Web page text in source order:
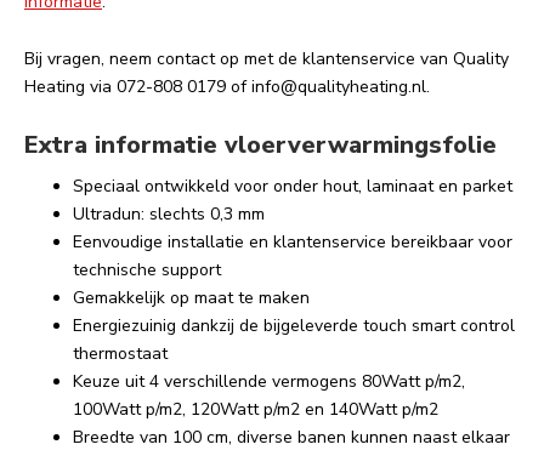
Bij vragen, neem contact op met de klantenservice van Quality
Heating via 072-808 0179 ofinfo@qualityheating.nl.
Extra informatie vloerverwarmingsfolie
Speciaal ontwikkeld voor onder hout, laminaat en parket
Ultradun: slechts 0,3 mm
Eenvoudige installatie en klantenservice bereikbaar voor
technische support
Gemakkelijk op maat te maken
Energiezuinig dankzij de bijgeleverde touch smart control
thermostaat
Keuze uit 4 verschillende vermogens 80Watt p/m2,
100Watt p/m2, 120Watt p/m2 en 140Watt p/m2
Breedte van 100 cm, diverse banen kunnen naast elkaar